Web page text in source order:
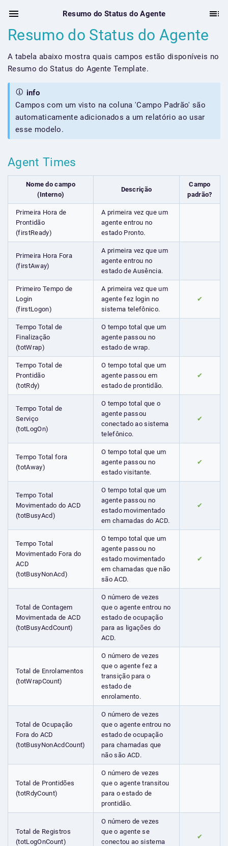
Resumo do Status do Agente
Resumo do Status do Agente
A tabela abaixo mostra quais campos estão disponíveis no
Resumo do Status do Agente Template.
info
Campos com um visto na coluna 'Campo Padrão' são
automaticamente adicionados a um relatório ao usar
esse modelo.
Agent Times
Nome do campo
(Interno)
Descrição
Campo
padrão?
Primeira Hora de
Prontidão
(firstReady)
A primeira vez que um
agente entrou no
estado Pronto.
Primeira Hora Fora
(firstAway)
A primeira vez que um
agente entrou no
estado de Ausência.
Primeiro Tempo de
Login
(firstLogon)
A primeira vez que um
agente fez login no
sistema telefônico.
✔
Tempo Total de
Finalização
(totWrap)
O tempo total que um
agente passou no
estado de wrap.
Tempo Total de
Prontidão
(totRdy)
O tempo total que um
agente passou em
estado de prontidão.
✔
Tempo Total de
Serviço
(totLogOn)
O tempo total que o
agente passou
conectado ao sistema
telefônico.
✔
Tempo Total fora
(totAway)
O tempo total que um
agente passou no
estado visitante.
✔
Tempo Total
Movimentado do ACD
(totBusyAcd)
O tempo total que um
agente passou no
estado movimentado
em chamadas do ACD.
✔
Tempo Total
Movimentado Fora do
ACD
(totBusyNonAcd)
O tempo total que um
agente passou no
estado movimentado
em chamadas que não
são ACD.
✔
Total de Contagem
Movimentada de ACD
(totBusyAcdCount)
O número de vezes
que o agente entrou no
estado de ocupação
para as ligações do
ACD.
Total de Enrolamentos
(totWrapCount)
O número de vezes
que o agente fez a
transição para o
estado de
enrolamento.
Total de Ocupação
Fora do ACD
(totBusyNonAcdCount)
O número de vezes
que o agente entrou no
estado de ocupação
para chamadas que
não são ACD.
Total de Prontidões
(totRdyCount)
O número de vezes
que o agente transitou
para o estado de
prontidão.
Total de Registros
(totLogOnCount)
O número de vezes
que o agente se
conectou ao sistema
✔